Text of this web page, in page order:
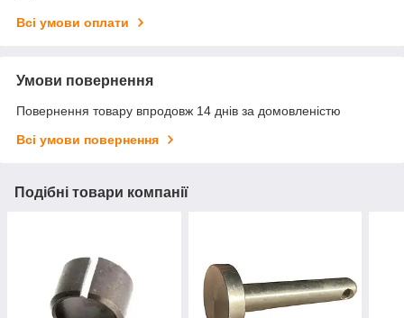
Всі умови оплати
Умови повернення
Повернення товару впродовж 14 днів за домовленістю
Всі умови повернення
Подібні товари компанії